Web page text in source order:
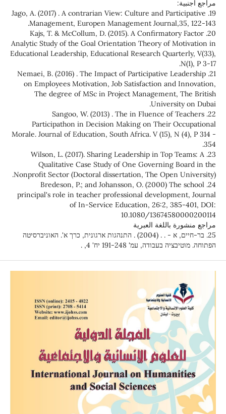
مراجع اجنبية:
19. Jago, A. (2017) . A contrarian View: Culture and Participative
Management, Europen Management Journal,35, 122-143.
20. Kajs, T. & McCollum, D. (2015). A Confirmatory Factor
Analytic Study of the Goal Orientation Theory of Motivation in
Educational Leadership, Educational Research Quarterly, V(33),
N(1), P 3-17.
21. Nemaei, B. (2016) . The Impact of Participative Leadership
on Employees Motivation, Job Satisfaction and Innovation,
The degree of MSc in Project Management, The British
University on Dubai.
22. Sangoo, W. (2013) . The in Fluence of Teachers
Participathon in Decision Making on Their Occupational
Morale. Journal of Education, South Africa. V (15), N (4), P 314 -
354.
23. Wilson, L. (2017). Sharing Leadership in Top Teams: A
Qualitative Case Study of One Governing Board in the
Nonprofit Sector (Doctoral dissertation, The Open University).
24. Bredeson, P.; and Johansson, O. (2000) The school
principal's role in teacher professional development, Journal
of In-Service Education, 26:2, 385-401, DOI:
10.1080/13674580000200114
مراجع منشورة باللغة العبرية
25. בר-חיים, א - . . (2004) . התנהגות ארגונית, כרך א'. האוניברסיטה
הפתוחה. מוטיבציה בעבודה, עמ' 191-248 יח' 4, .